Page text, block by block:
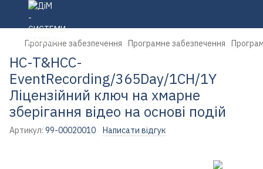
Програмне забезпечення Програмне забезпечення
HC-T&HCC-
EventRecording/365Day/1CH/1Y
Ліцензійний ключ на хмарне
зберігання відео на основі подій
Артикул: 99-00020010 Написати відгук